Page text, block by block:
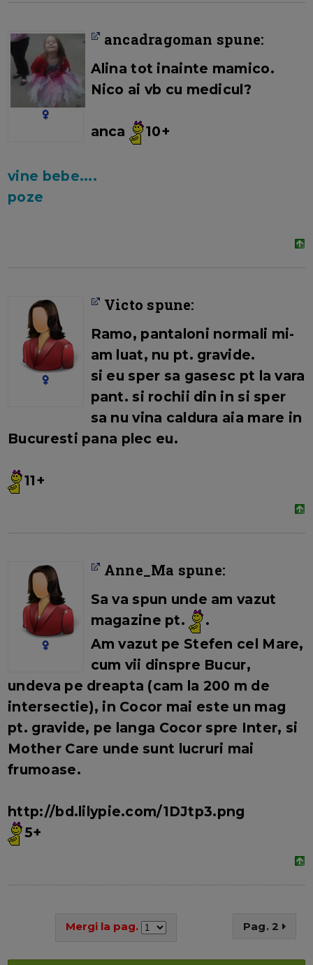
ancadragoman spune:
Alina tot inainte mamico.
Nico ai vb cu medicul?
anca 10+
vine bebe....
poze
Victo spune:
Ramo, pantaloni normali mi-
am luat, nu pt. gravide.
si eu sper sa gasesc pt la vara
pant. si rochii din in si sper
sa nu vina caldura aia mare in
Bucuresti pana plec eu.
11+
Anne_Ma spune:
Sa va spun unde am vazut
magazine pt.
.
Am vazut pe Stefen cel Mare,
cum vii dinspre Bucur,
undeva pe dreapta (cam la 200 m de
intersectie), in Cocor mai este un mag
pt. gravide, pe langa Cocor spre Inter, si
Mother Care unde sunt lucruri mai
frumoase.
http://bd.lilypie.com/1DJtp3.png
5+
Mergi la pag. Pag. 2